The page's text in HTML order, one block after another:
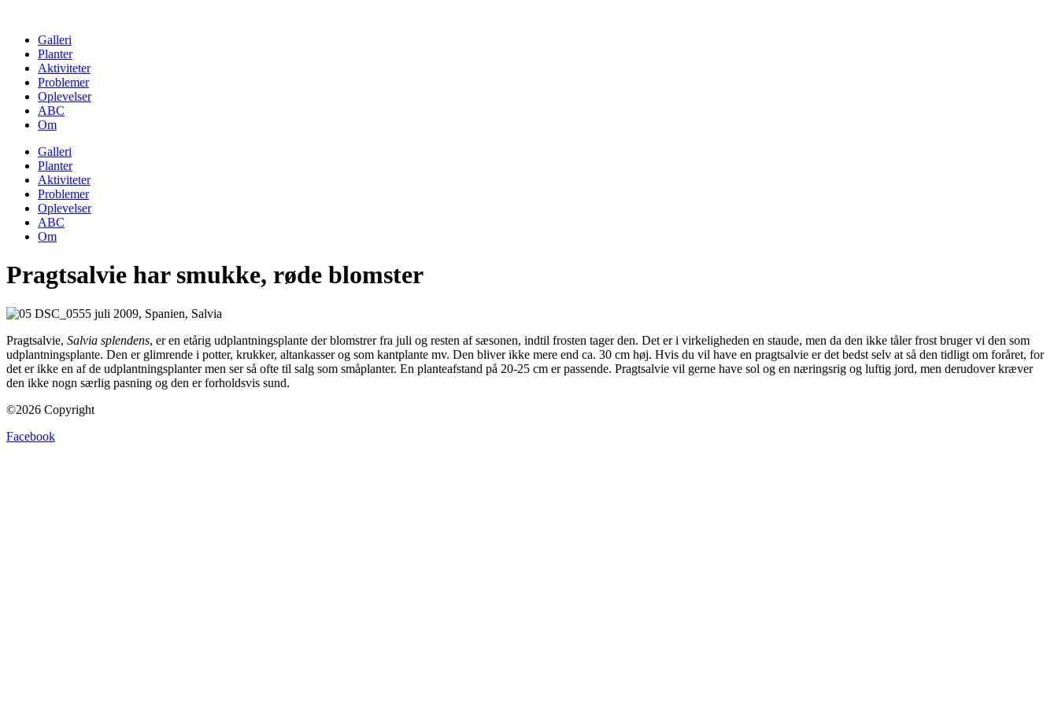
contentGalleri
Planter
Aktiviteter
Problemer
Oplevelser
ABC
Om
Galleri
Planter
Aktiviteter
Problemer
Oplevelser
ABC
Om
Pragtsalvie har smukke, røde blomster
Pragtsalvie, Salvia splendens, er en etårig udplantningsplante der blomstrer fra juli og resten af sæsonen, indtil frosten tager den. Det er i virkeligheden en staude, men da den ikke tåler frost bruger vi den som
udplantningsplante. Den er glimrende i potter, krukker, altankasser og som kantplante mv. Den bliver ikke mere end ca. 30 cm høj. Hvis du vil have en pragtsalvie er det bedst selv at så den tidligt om foråret, for
det er ikke en af de udplantningsplanter men ser så ofte til salg som småplanter. En planteafstand på 20-25 cm er passende. Pragtsalvie vil gerne have sol og en næringsrig og luftig jord, men derudover kræver
den ikke nogn særlig pasning og den er forholdsvis sund.
©2026 Copyright
Facebook